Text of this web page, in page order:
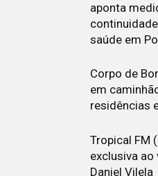
aponta
saúde em
Corpo de
em
residências
Tropical FM
exclusiva
Daniel Vilela